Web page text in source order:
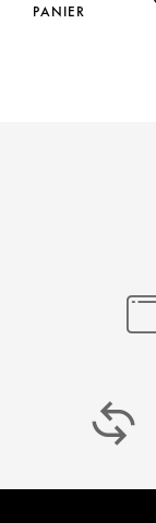
PANIER